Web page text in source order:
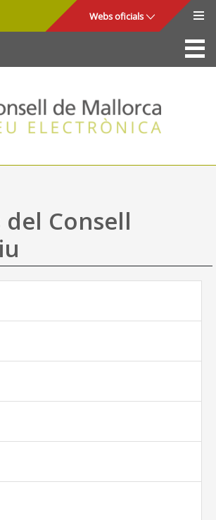
Webs oficials
La Seu
Consell de Mallorca
Accés i seguretat
Utilitats
Ajuda
Consell